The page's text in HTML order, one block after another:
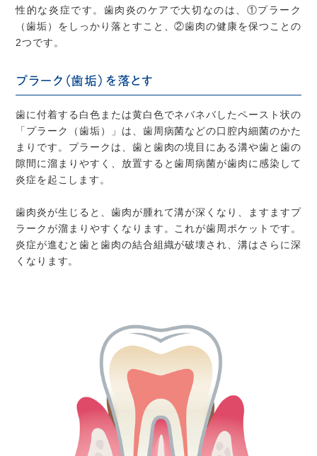
性的な炎症です。歯肉炎のケアで大切なのは、①プラーク
（歯垢）をしっかり落とすこと、②歯肉の健康を保つことの
2つです。
プラーク（歯垢）を落とす
歯に付着する白色または黄白色でネバネバしたペースト状の
「プラーク（歯垢）」は、歯周病菌などの口腔内細菌のかた
まりです。プラークは、歯と歯肉の境目にある溝や歯と歯の
隙間に溜まりやすく、放置すると歯周病菌が歯肉に感染して
炎症を起こします。
歯肉炎が生じると、歯肉が腫れて溝が深くなり、ますますプ
ラークが溜まりやすくなります。これが歯周ポケットです。
炎症が進むと歯と歯肉の結合組織が破壊され、溝はさらに深
くなります。